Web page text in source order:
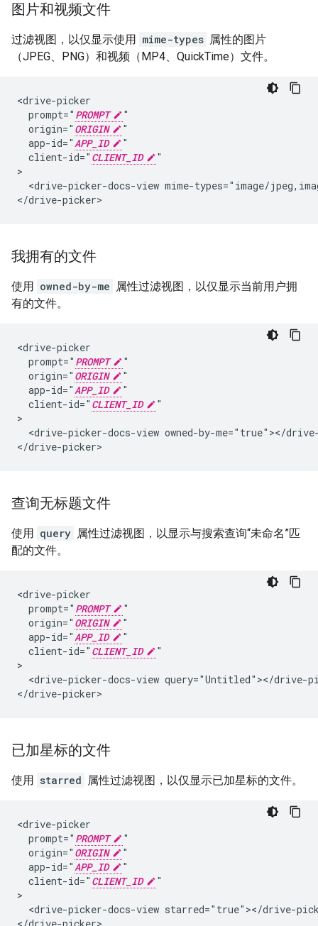
图片和视频文件
过滤视图，以仅显示使用 mime-types 属性的图片
（JPEG、PNG）和视频（MP4、QuickTime）文件。
<drive-picker
  prompt="
PROMPT
"
  origin="
ORIGIN
"
  app-id="
APP_ID
"
  client-id="
CLIENT_ID
"
>
<drive-picker-docs-view mime-types="image/
我拥有的文件
使用 owned-by-me 属性过滤视图，以仅显示当前用户拥
有的文件。
<drive-picker
  prompt="
PROMPT
"
  origin="
ORIGIN
"
  app-id="
APP_ID
"
  client-id="
CLIENT_ID
"
>
<drive-picker-docs-view owned-by-me="true"></
查询无标题文件
使用 query 属性过滤视图，以显示与搜索查询“未命名”匹
配的文件。
<drive-picker
  prompt="
PROMPT
"
  origin="
ORIGIN
"
  app-id="
APP_ID
"
  client-id="
CLIENT_ID
"
>
<drive-picker-docs-view query="Untitled"></drive-
已加星标的文件
使用 starred 属性过滤视图，以仅显示已加星标的文件。
<drive-picker
  prompt="
PROMPT
"
  origin="
ORIGIN
"
  app-id="
APP_ID
"
  client-id="
CLIENT_ID
"
>
<drive-picker-docs-view starred="true"></drive-